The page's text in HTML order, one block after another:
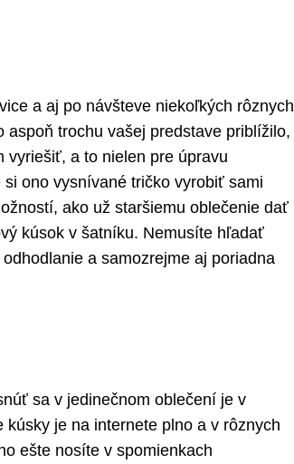
a aj po návšteve niekoľkých rôznych
trochu vašej predstave priblížilo,
vyriešiť, a to nielen pre úpravu
ono vysnívané tričko vyrobiť sami
ako už staršiemu oblečenie dať
kúsok v šatníku. Nemusíte hľadať
a samozrejme aj poriadna
sa v jedinečnom oblečení je v
je na internete plno a v rôznych
ešte nosíte v spomienkach